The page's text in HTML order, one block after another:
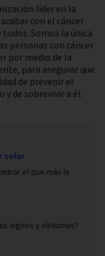
líder en la
con el cáncer
Somos la única
personas con cáncer
por medio de la
para asegurar que
de prevenir el
de sobrevivir a él.
solar
el que más le
signos y síntomas?